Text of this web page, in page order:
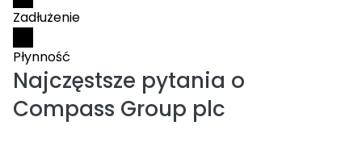
Zadłużenie
Płynność
Najczęstsze pytania o
Compass Group plc